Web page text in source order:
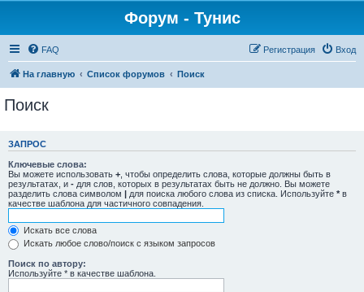
Форум - Тунис
FAQ Вход
Регистрация
На главную Список форумов Поиск
Поиск
ЗАПРОС
Ключевые слова:
Вы можете использовать + , чтобы определить слова, которые должны быть в
результатах, и - для слов, которых в результатах быть не должно. Вы можете
разделить слова символом | для поиска любого слова из списка. Используйте * в
качестве шаблона для частичного совпадения.
Искать все слова
Искать любое слово/поиск с языком запросов
Поиск по автору:
Используйте * в качестве шаблона.